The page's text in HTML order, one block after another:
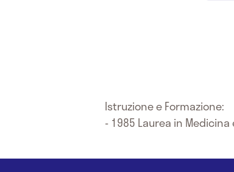
Istruzione e Formazione:
- 1985 Laurea in